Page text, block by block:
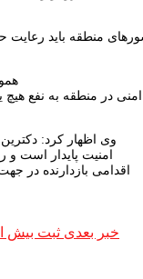
در منطقه به نفع
وی اظهار کرد:
امنیت پایدار است و
اقدامی بازدارنده در
خبر بعدی